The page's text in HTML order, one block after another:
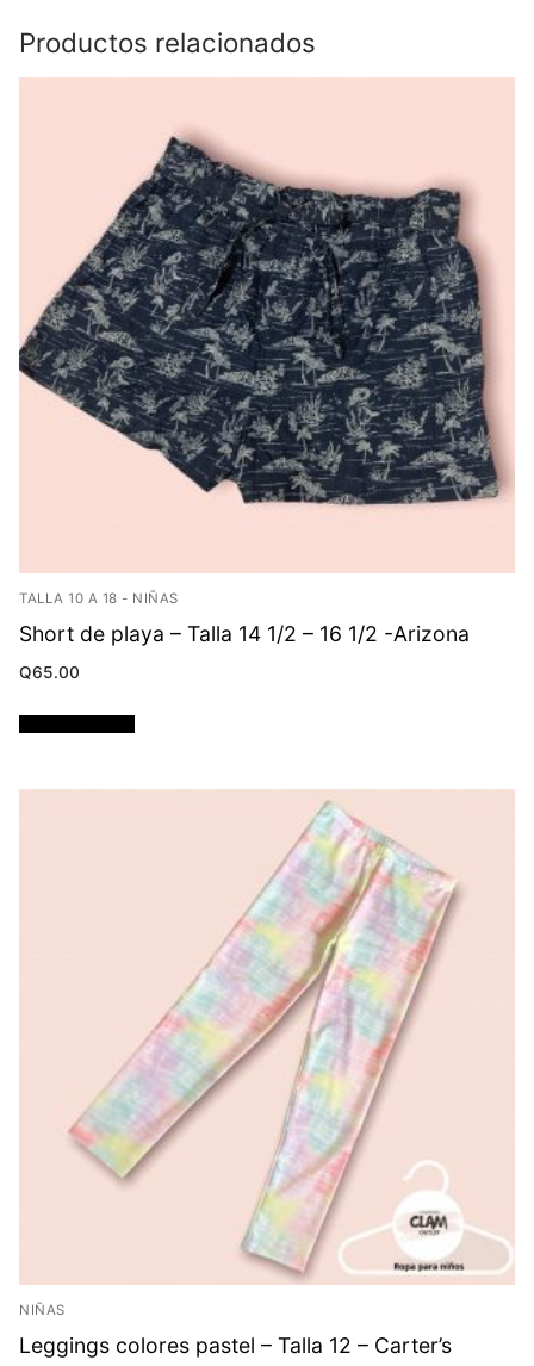
Productos relacionados
TALLA 10 A 18 - NIÑAS
Short de playa – Talla 14 1/2 – 16 1/2 -Arizona
Q65.00
NIÑAS
Leggings colores pastel – Talla 12 – Carter’s